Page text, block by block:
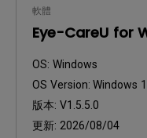
軟體
Eye-CareU for
OS: Windows
OS Version: Windows
版本: V1.5.5.0
更新: 2026/08/04